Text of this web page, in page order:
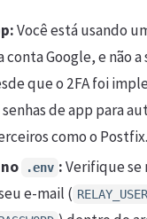
Você está usando
conta Google, e não a
que o 2FA foi
de app para
como o Postfix.
.env :Verifique se
e-mail ( RELAY_USER